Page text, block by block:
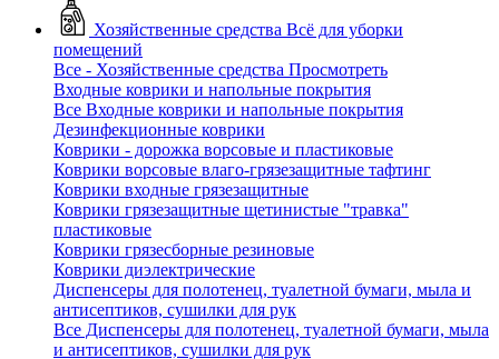
Хозяйственные средства Всё для уборки
помещений
Все - Хозяйственные средства Просмотреть
Входные коврики и напольные покрытия
Все Входные коврики и напольные покрытия
Дезинфекционные коврики
Коврики - дорожка ворсовые и пластиковые
Коврики ворсовые влаго-грязезащитные тафтинг
Коврики входные грязезащитные
Коврики грязезащитные щетинистые "травка"
пластиковые
Коврики грязесборные резиновые
Коврики диэлектрические
Диспенсеры для полотенец, туалетной бумаги, мыла и
антисептиков, сушилки для рук
Все Диспенсеры для полотенец, туалетной бумаги, мыла
и антисептиков, сушилки для рук